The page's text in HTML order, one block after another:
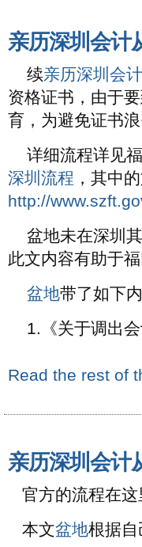
亲历深圳会计
续亲历深圳会
资格证书，由于
育，为避免证书
详细流程详见福
深圳流程 ，其中
http://
盆地未在深圳其
此文内容有助于
盆地带了如下内
1.《关于调出会
Read the rest of
亲历深圳会计
官方的流程在这
本文盆地根据